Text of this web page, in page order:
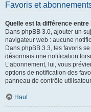
Favoris et
Quelle est la différence
Dans phpBB 3.0, ajouter un
navigateur web : aucune
Dans phpBB 3.3, les favoris
désormais une notification
L’abonnement, lui, vous
options de notification des
panneau de contrôle
Haut